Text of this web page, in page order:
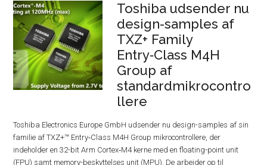
Toshiba udsender nu
design-samples af
TXZ+ Family
Entry‑Class M4H
Group af
standardmikrocontro
llere
Toshiba Electronics Europe GmbH udsender nu design-samples af sin
familie af TXZ+™ Entry‑Class M4H Group mikrocontrollere, der
indeholder en 32-bit Arm Cortex‑M4 kerne med en floating-point unit
(FPU) samt memory-beskyttelses unit (MPU). De arbejder op til